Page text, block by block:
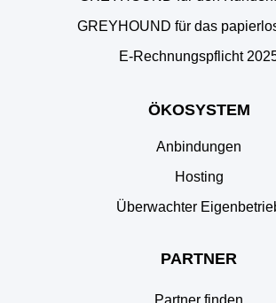
29. Oktober 2021
Kunden- & Marktplatzkommunikation
Mails & Co. revisionssicher speichern |
GREYHOUND für das
E‑Rechnungspflicht
ÖKOSYSTEM
Anbindungen
Hosting
Überwachter
PARTNER
Partner finden